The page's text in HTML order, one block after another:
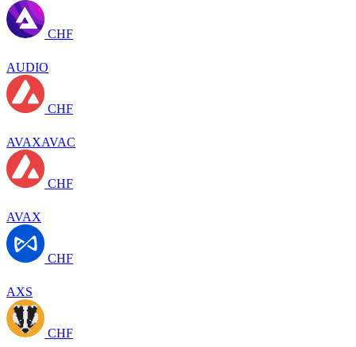
CHF
AUDIO
CHF
AVAXAVAC
CHF
AVAX
CHF
AXS
CHF